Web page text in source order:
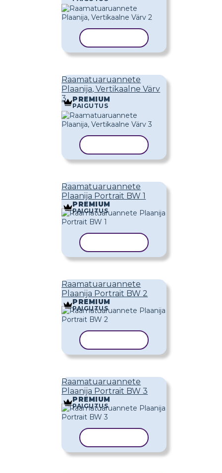
Raamatuaruannete
Plaanija, Vertikaalne Värv
3
PREMIUM
PAIGUTUS
Raamatuaruannete
Plaanija Portrait BW 1
PREMIUM
PAIGUTUS
Raamatuaruannete
Plaanija Portrait BW 2
PREMIUM
PAIGUTUS
Raamatuaruannete
Plaanija Portrait BW 3
PREMIUM
PAIGUTUS